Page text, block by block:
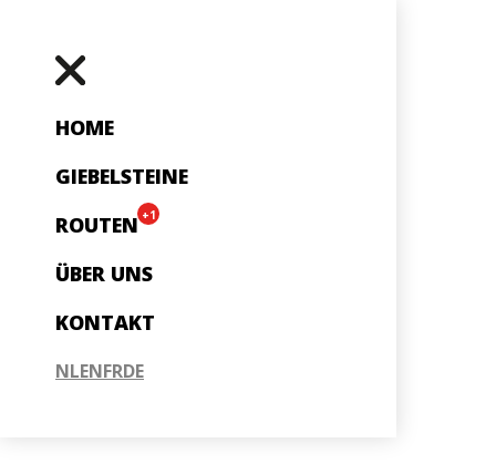
HOME
GIEBELSTEINE
ROUTEN +1
ÜBER UNS
KONTAKT
NLENFRDE